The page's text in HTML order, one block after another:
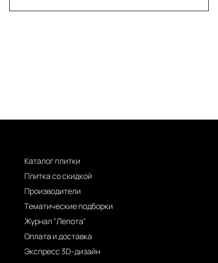
Каталог плитки
Плитка со скидкой
Производители
Тематические подборки
Журнал "Лепота"
Оплата и доставка
Экспресс 3D-дизайн